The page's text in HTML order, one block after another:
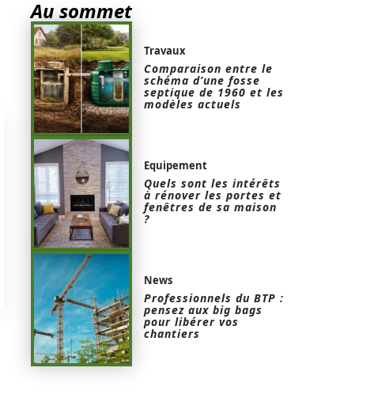
Au sommet
Travaux
Comparaison entre le
schéma d’une fosse
septique de 1960 et les
modèles actuels
Equipement
Quels sont les intérêts
à rénover les portes et
fenêtres de sa maison
?
News
Professionnels du BTP :
pensez aux big bags
pour libérer vos
chantiers